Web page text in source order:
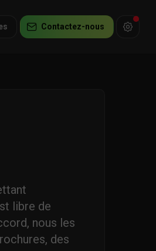
Contactez-nous
libre de
nous les
des